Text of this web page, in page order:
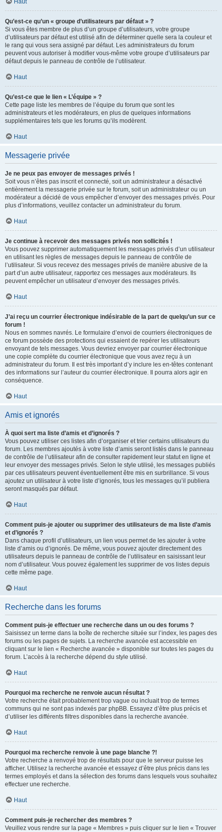
Haut
Qu’est-ce qu’un « groupe d’utilisateurs par défaut » ?
Si vous êtes membre de plus d’un groupe d’utilisateurs, votre groupe
d’utilisateurs par défaut est utilisé afin de déterminer quelle sera la couleur et
le rang qui vous sera assigné par défaut. Les administrateurs du forum
peuvent vous autoriser à modifier vous-même votre groupe d’utilisateurs par
défaut depuis le panneau de contrôle de l’utilisateur.
Haut
Qu’est-ce que le lien « L’équipe » ?
Cette page liste les membres de l’équipe du forum que sont les
administrateurs et les modérateurs, en plus de quelques informations
supplémentaires tels que les forums qu’ils modèrent.
Haut
Messagerie privée
Je ne peux pas envoyer de messages privés !
Soit vous n’êtes pas inscrit et connecté, soit un administrateur a désactivé
entièrement la messagerie privée sur le forum, soit un administrateur ou un
modérateur a décidé de vous empêcher d’envoyer des messages privés. Pour
plus d’informations, veuillez contacter un administrateur du forum.
Haut
Je continue à recevoir des messages privés non sollicités !
Vous pouvez supprimer automatiquement les messages privés d’un utilisateur
en utilisant les règles de messages depuis le panneau de contrôle de
l’utilisateur. Si vous recevez des messages privés de manière abusive de la
part d’un autre utilisateur, rapportez ces messages aux modérateurs. Ils
peuvent empêcher un utilisateur d’envoyer des messages privés.
Haut
J’ai reçu un courrier électronique indésirable de la part de quelqu’un sur ce
forum !
Nous en sommes navrés. Le formulaire d’envoi de courriers électroniques de
ce forum possède des protections qui essaient de repérer les utilisateurs
envoyant de tels messages. Vous devriez envoyer par courrier électronique
une copie complète du courrier électronique que vous avez reçu à un
administrateur du forum. Il est très important d’y inclure les en-têtes contenant
des informations sur l’auteur du courrier électronique. Il pourra alors agir en
conséquence.
Haut
Amis et ignorés
À quoi sert ma liste d’amis et d’ignorés ?
Vous pouvez utiliser ces listes afin d’organiser et trier certains utilisateurs du
forum. Les membres ajoutés à votre liste d’amis seront listés dans le panneau
de contrôle de l’utilisateur afin de consulter rapidement leur statut en ligne et
leur envoyer des messages privés. Selon le style utilisé, les messages publiés
par ces utilisateurs peuvent éventuellement être mis en surbrillance. Si vous
ajoutez un utilisateur à votre liste d’ignorés, tous les messages qu’il publiera
seront masqués par défaut.
Haut
Comment puis-je ajouter ou supprimer des utilisateurs de ma liste d’amis
et d’ignorés ?
Dans chaque profil d’utilisateurs, un lien vous permet de les ajouter à votre
liste d’amis ou d’ignorés. De même, vous pouvez ajouter directement des
utilisateurs depuis le panneau de contrôle de l’utilisateur en saisissant leur
nom d’utilisateur. Vous pouvez également les supprimer de vos listes depuis
cette même page.
Haut
Recherche dans les forums
Comment puis-je effectuer une recherche dans un ou des forums ?
Saisissez un terme dans la boîte de recherche située sur l’index, les pages des
forums ou les pages de sujets. La recherche avancée est accessible en
cliquant sur le lien « Recherche avancée » disponible sur toutes les pages du
forum. L’accès à la recherche dépend du style utilisé.
Haut
Pourquoi ma recherche ne renvoie aucun résultat ?
Votre recherche était probablement trop vague ou incluait trop de termes
communs qui ne sont pas indexés par phpBB. Essayez d’être plus précis et
d’utiliser les différents filtres disponibles dans la recherche avancée.
Haut
Pourquoi ma recherche renvoie à une page blanche ?!
Votre recherche a renvoyé trop de résultats pour que le serveur puisse les
afficher. Utilisez la recherche avancée et essayez d’être plus précis dans les
termes employés et dans la sélection des forums dans lesquels vous souhaitez
effectuer une recherche.
Haut
Comment puis-je rechercher des membres ?
Veuillez vous rendre sur la page « Membres » puis cliquer sur le lien « Trouver